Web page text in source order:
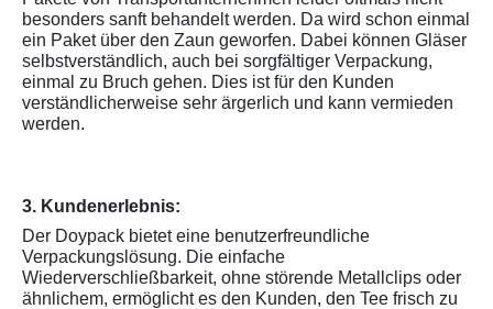
besonders sanft behandelt werden. Da wird schon einmal
ein Paket über den Zaun geworfen. Dabei können Gläser
selbstverständlich, auch bei sorgfältiger Verpackung,
einmal zu Bruch gehen. Dies ist für den Kunden
verständlicherweise sehr ärgerlich und kann vermieden
werden.
3. Kundenerlebnis:
Der Doypack bietet eine benutzerfreundliche
Verpackungslösung. Die einfache
Wiederverschließbarkeit, ohne störende Metallclips oder
ähnlichem, ermöglicht es den Kunden, den Tee frisch zu